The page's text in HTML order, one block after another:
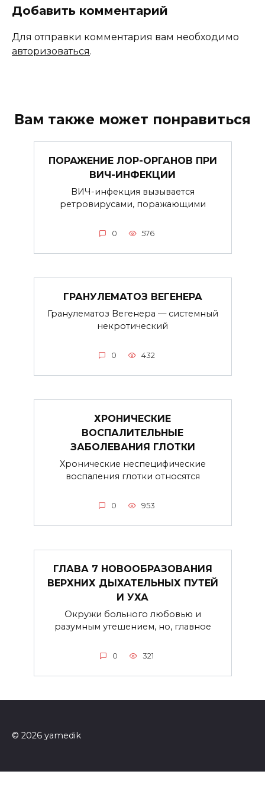
Добавить комментарий
Для отправки комментария вам необходимо
авторизоваться.
Вам также может понравиться
ПОРАЖЕНИЕ ЛОР-ОРГАНОВ ПРИ
ВИЧ-ИНФЕКЦИИ
ВИЧ-инфекция вызывается
ретровирусами, поражающими
0 576
ГРАНУЛЕМАТОЗ ВЕГЕНЕРА
Гранулематоз Вегенера — системный
некротический
0 432
ХРОНИЧЕСКИЕ
ВОСПАЛИТЕЛЬНЫЕ
ЗАБОЛЕВАНИЯ ГЛОТКИ
Хронические неспецифические
воспаления глотки относятся
0 953
ГЛАВА 7 НОВООБРАЗОВАНИЯ
ВЕРХНИХ ДЫХАТЕЛЬНЫХ ПУТЕЙ
И УХА
Окружи больного любовью и
разумным утешением, но, главное
0 321
© 2026 yamedik